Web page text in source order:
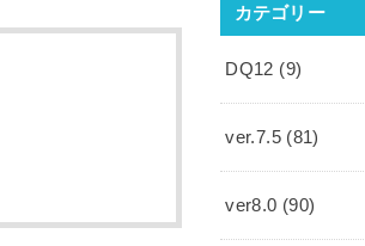
カテゴリー
DQ12 (9)
ver.7.5 (81)
ver8.0 (90)